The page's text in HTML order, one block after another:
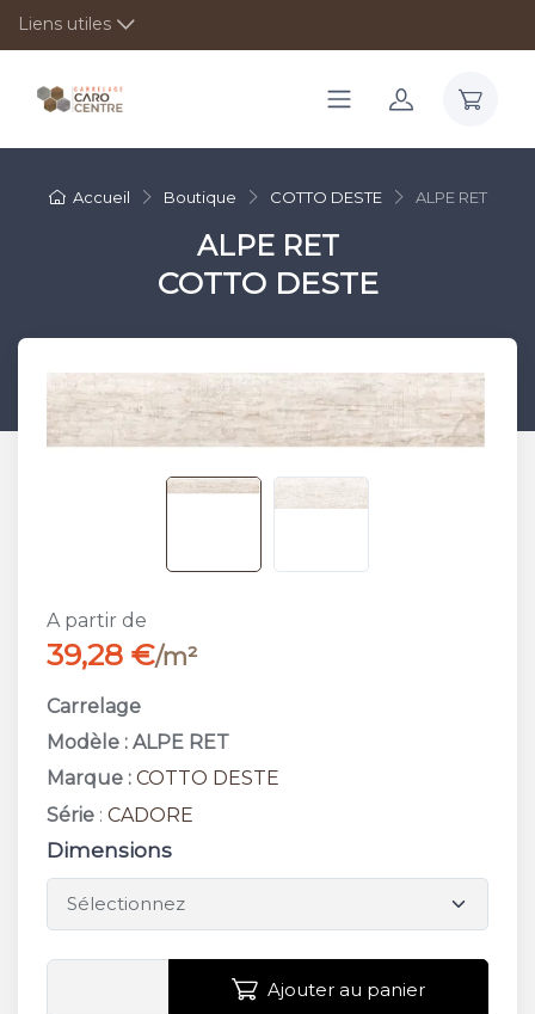
Liens utiles
Accueil Boutique COTTO DESTE ALPE RET
ALPE RET
COTTO DESTE
A partir de
39,28 €/m²
Carrelage
Modèle : ALPE RET
Marque : COTTO DESTE
Série : CADORE
Dimensions
Ajouter au panier